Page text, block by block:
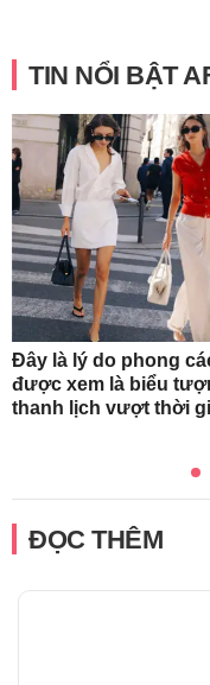
TIN NỔI BẬT
Đây là lý do phong
được xem là biểu
thanh lịch vượt thời
ĐỌC THÊM